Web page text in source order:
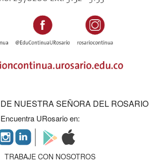
NUESTRA SEÑORA DEL ROSARIO
Encuentra URosario en:
TRABAJE CON NOSOTROS